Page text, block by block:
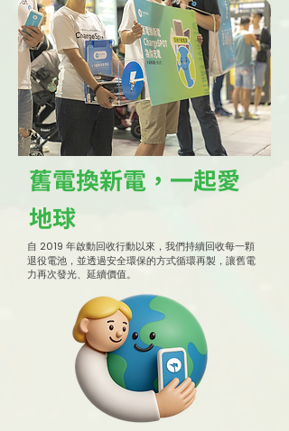
舊電換新電，一起愛
地球
自 2019 年啟動回收行動以來，我們持續回收每一顆
退役電池，並透過安全環保的方式循環再製，讓舊電
力再次發光、延續價值。